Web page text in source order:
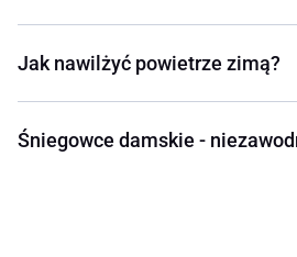
Jak nawilżyć powietrze zimą?
Śniegowce damskie -